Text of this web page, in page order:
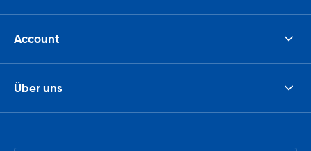
Account
Über uns